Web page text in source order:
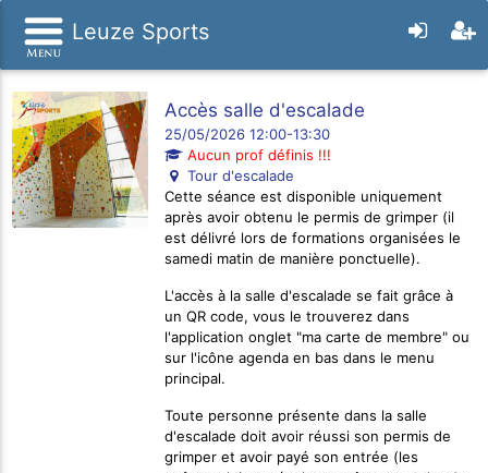
Leuze Sports
Accès salle d'escalade
25/05/2026 12:00-13:30
Aucun prof définis !!!
Tour d'escalade
Cette séance est disponible uniquement
après avoir obtenu le permis de grimper (il
est délivré lors de formations organisées le
samedi matin de manière ponctuelle).
L'accès à la salle d'escalade se fait grâce à
un QR code, vous le trouverez dans
l'application onglet "ma carte de membre" ou
sur l'icône agenda en bas dans le menu
principal.
Toute personne présente dans la salle
d'escalade doit avoir réussi son permis de
grimper et avoir payé son entrée (les